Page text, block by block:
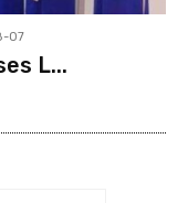
07
L...